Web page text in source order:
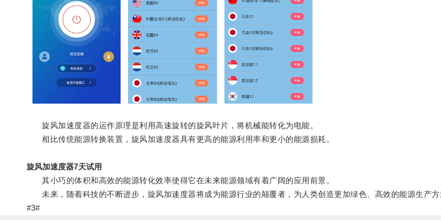
旋风加速度器的运作原理是利用高速旋转的旋风叶片，将机械能转化为电能。
相比传统能源转换装置，旋风加速度器具有更高的能源利用率和更小的能源损耗。
旋风加速度器7天试用
其小巧的体积和高效的能源转化效率使得它在未来能源领域有着广阔的应用前景。
未来，随着科技的不断进步，旋风加速度器将成为能源行业的颠覆者，为人类创造更加绿色、高效的能源生产
#3#